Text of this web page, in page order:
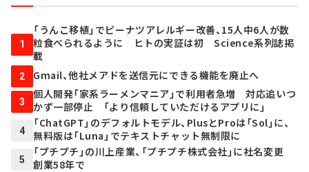
1
「うんこ移植」でピーナツアレルギー改善、15人中6人が数
粒食べられるように ヒトの実証は初 Science系列誌掲
載
2 Gmail、他社メアドを送信元にできる機能を廃止へ
3
個人開発「家系ラーメンマニア」で利用者急増 対応追いつ
かず一部停止 「より信頼していただけるアプリに」
4
「ChatGPT」のデフォルトモデル、PlusとProは「Sol」に、
無料版は「Luna」でテキストチャット無制限に
5
「プチプチ」の川上産業、「プチプチ株式会社」に社名変更
創業58年で